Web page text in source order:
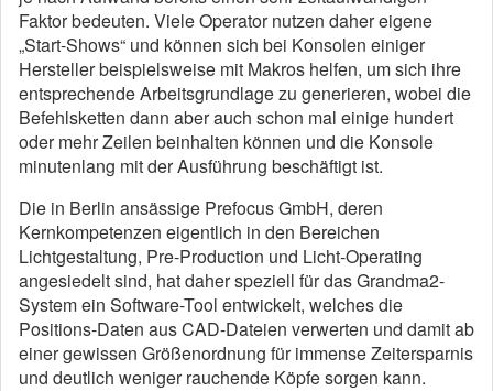
Faktor bedeuten. Viele Operator nutzen daher eigene
„Start-Shows“ und können sich bei Konsolen einiger
Hersteller beispielsweise mit Makros helfen, um sich ihre
entsprechende Arbeitsgrundlage zu generieren, wobei die
Befehlsketten dann aber auch schon mal einige hundert
oder mehr Zeilen beinhalten können und die Konsole
minutenlang mit der Ausführung beschäftigt ist.
Die in Berlin ansässige Prefocus GmbH, deren
Kernkompetenzen eigentlich in den Bereichen
Lichtgestaltung, Pre-Production und Licht-Operating
angesiedelt sind, hat daher speziell für das Grandma2-
System ein Software-Tool entwickelt, welches die
Positions-Daten aus CAD-Dateien verwerten und damit ab
einer gewissen Größenordnung für immense Zeitersparnis
und deutlich weniger rauchende Köpfe sorgen kann.